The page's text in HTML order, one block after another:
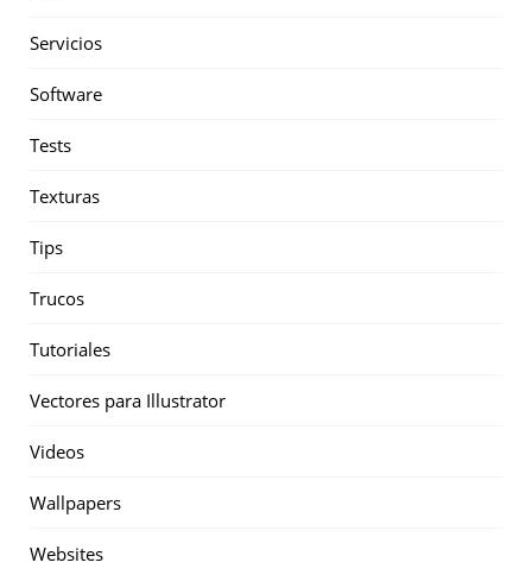
Servicios
Software
Tests
Texturas
Tips
Trucos
Tutoriales
Vectores para Illustrator
Videos
Wallpapers
Websites